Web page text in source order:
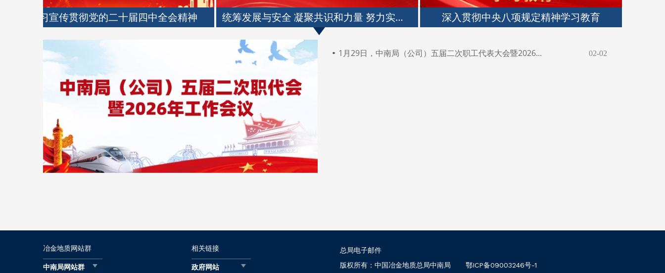
局（公司）党委部署开展深入贯彻中央八项规定精神学习教育工... 06-10
统筹发展与安全 凝聚共识和力量 努力实现中南局“十五五”良好开局 深入贯彻中央八项规定精神学习教育 党史学习教育
冶金地质网站群
中南局网站群
相关链接
政府网站
总局电子邮件
版权所有：中国冶金地质总局中南局
鄂ICP备09003246号-1